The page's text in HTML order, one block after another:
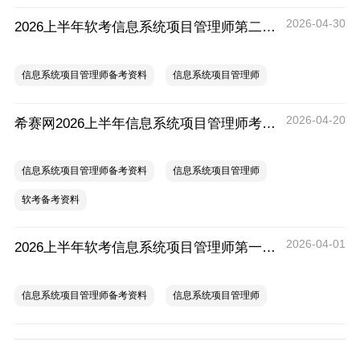
2026上半年软考信息系统项目管理师第二期模考试卷（综合知识） 2026-04-30
信息系统项目管理师备考资料 信息系统项目管理师
希赛网2026上半年信息系统项目管理师考前30天冲刺学习指南 2026-04-20
信息系统项目管理师备考资料 信息系统项目管理师
软考备考资料
2026上半年软考信息系统项目管理师第一期模考试卷（论文） 2026-04-01
信息系统项目管理师备考资料 信息系统项目管理师